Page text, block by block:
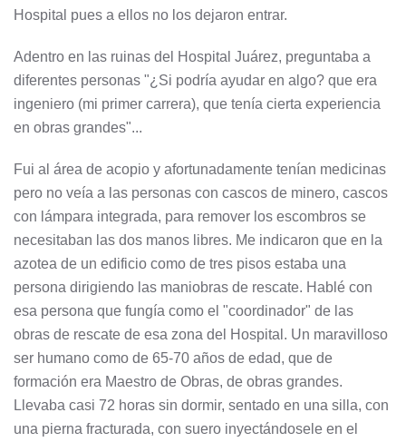
Hospital pues a ellos no los dejaron entrar.
Adentro en las ruinas del Hospital Juárez, preguntaba a
diferentes personas "¿Si podría ayudar en algo? que era
ingeniero (mi primer carrera), que tenía cierta experiencia
en obras grandes"...
Fui al área de acopio y afortunadamente tenían medicinas
pero no veía a las personas con cascos de minero, cascos
con lámpara integrada, para remover los escombros se
necesitaban las dos manos libres. Me indicaron que en la
azotea de un edificio como de tres pisos estaba una
persona dirigiendo las maniobras de rescate. Hablé con
esa persona que fungía como el "coordinador" de las
obras de rescate de esa zona del Hospital. Un maravilloso
ser humano como de 65-70 años de edad, que de
formación era Maestro de Obras, de obras grandes.
Llevaba casi 72 horas sin dormir, sentado en una silla, con
una pierna fracturada, con suero inyectándosele en el